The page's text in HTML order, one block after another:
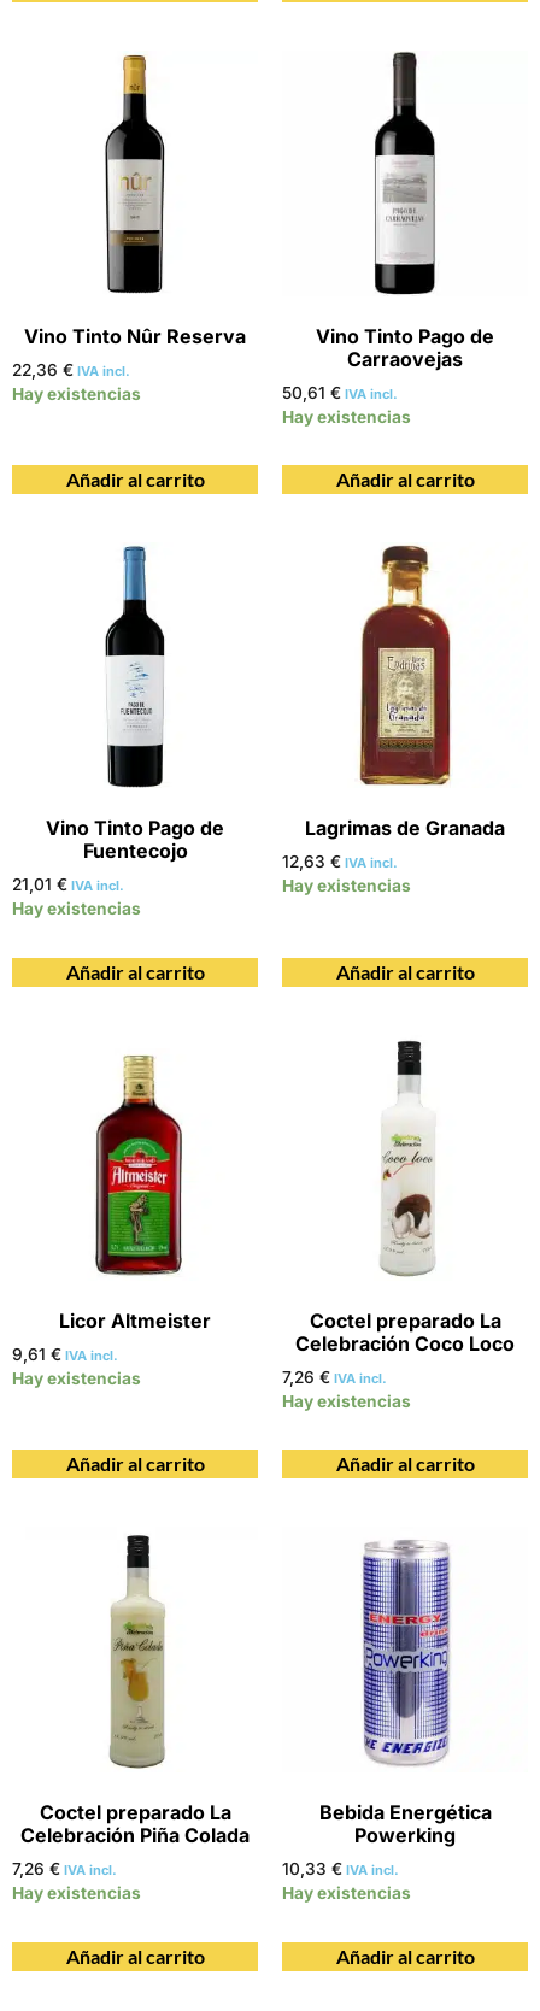
Vino Tinto Nûr Reserva
22,36 € IVA incl.
Hay existencias
Añadir al carrito
Vino Tinto Pago de
Carraovejas
50,61 € IVA incl.
Hay existencias
Añadir al carrito
Vino Tinto Pago de
Fuentecojo
21,01 € IVA incl.
Hay existencias
Añadir al carrito
Lagrimas de Granada
12,63 € IVA incl.
Hay existencias
Añadir al carrito
Licor Altmeister
9,61 € IVA incl.
Hay existencias
Añadir al carrito
Coctel preparado La
Celebración Coco Loco
7,26 € IVA incl.
Hay existencias
Añadir al carrito
Coctel preparado La
Celebración Piña Colada
7,26 € IVA incl.
Hay existencias
Añadir al carrito
Bebida Energética
Powerking
10,33 € IVA incl.
Hay existencias
Añadir al carrito